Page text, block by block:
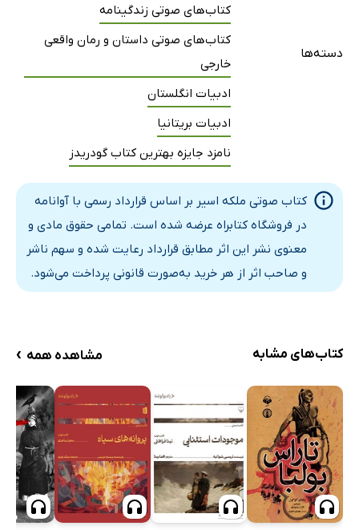
قسمت اول: فصل هفتم
59 دقیقه قسمت اول: فصل هشتم
28 دقیقه قسمت اول: فصل نهم
قسمت اول: فصل یازدهم
31 دقیقه قسمت اول: فصل دوازدهم
قسمت اول: فصل سیزدهم
39 دقیقه قسمت دوم: فصل چهاردهم - بخش اول
42 دقیقه قسمت دوم: فصل چهاردهم - بخش دوم
24 دقیقه قسمت دوم: فصل شانزدهم
16 دقیقه قسمت دوم: فصل هفدهم
20 دقیقه قسمت دوم: فصل هجدهم
23 دقیقه قسمت دوم: فصل نوزدهم
21 دقیقه قسمت دوم: فصل بیستم
20 دقیقه قسمت دوم: فصل بیست و یکم
دسته‌ها
کتاب‌های صوتی زندگینامه
کتاب‌های صوتی داستان و رمان واقعی
خارجی
ادبیات انگلستان
ادبیات بریتانیا
نامزد جایزه بهترین کتاب گودریدز
کتاب صوتی ملکه اسیر بر اساس قرارداد رسمی با آوانامه
در فروشگاه کتابراه عرضه شده است. تمامی حقوق مادی و
معنوی نشر این اثر مطابق قرارداد رعایت شده و سهم ناشر
و صاحب اثر از هر خرید به‌صورت قانونی پرداخت می‌شود.
کتاب‌های مشابه مشاهده همه ›